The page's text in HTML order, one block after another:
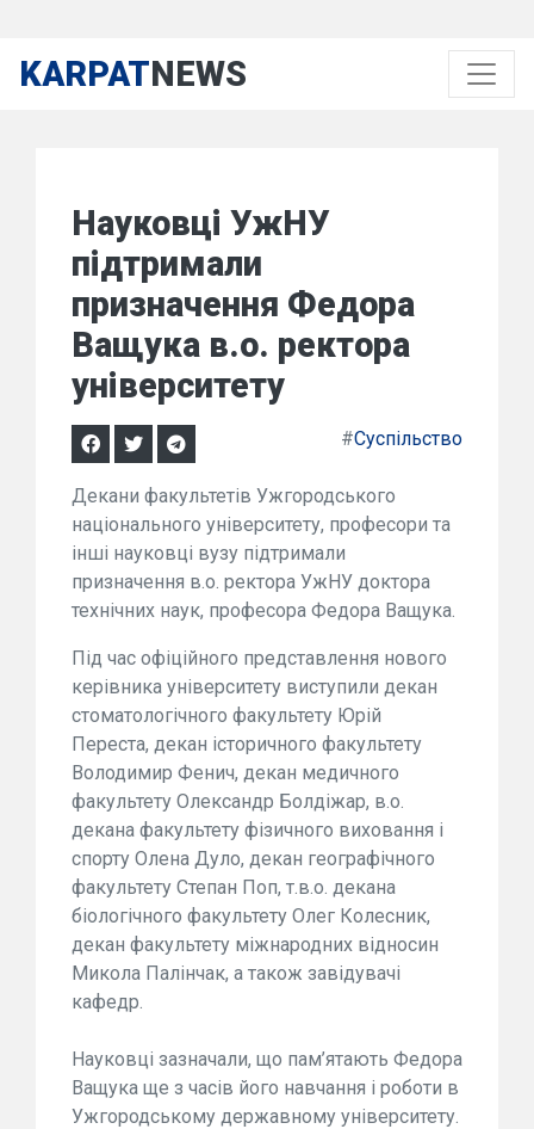
KARPATNEWS
Науковці УжНУ
підтримали
призначення Федора
Ващука в.о. ректора
університету
#Суспільство
Декани факультетів Ужгородського
національного університету, професори та
інші науковці вузу підтримали
призначення в.о. ректора УжНУ доктора
технічних наук, професора Федора Ващука.
Під час офіційного представлення нового
керівника університету виступили декан
стоматологічного факультету Юрій
Переста, декан історичного факультету
Володимир Фенич, декан медичного
факультету Олександр Болдіжар, в.о.
декана факультету фізичного виховання і
спорту Олена Дуло, декан географічного
факультету Степан Поп, т.в.о. декана
біологічного факультету Олег Колесник,
декан факультету міжнародних відносин
Микола Палінчак, а також завідувачі
кафедр.
Науковці зазначали, що пам’ятають Федора
Ващука ще з часів його навчання і роботи в
Ужгородському державному університету.